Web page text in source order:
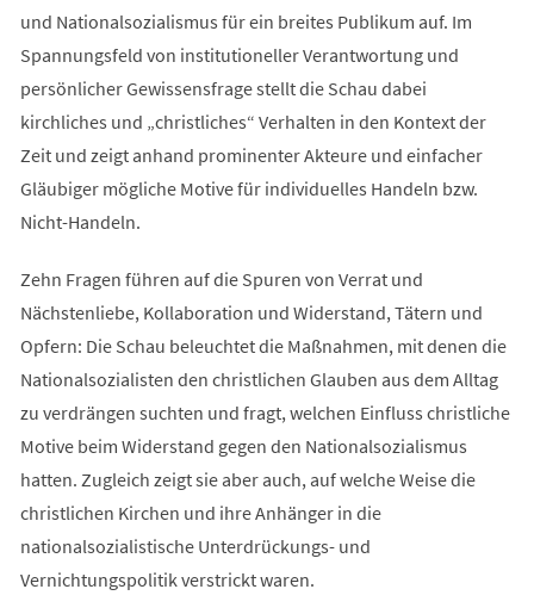
und Nationalsozialismus für ein breites Publikum auf. Im
Spannungsfeld von institutioneller Verantwortung und
persönlicher Gewissensfrage stellt die Schau dabei
kirchliches und „christliches“ Verhalten in den Kontext der
Zeit und zeigt anhand prominenter Akteure und einfacher
Gläubiger mögliche Motive für individuelles Handeln bzw.
Nicht-Handeln.
Zehn Fragen führen auf die Spuren von Verrat und
Nächstenliebe, Kollaboration und Widerstand, Tätern und
Opfern: Die Schau beleuchtet die Maßnahmen, mit denen die
Nationalsozialisten den christlichen Glauben aus dem Alltag
zu verdrängen suchten und fragt, welchen Einfluss christliche
Motive beim Widerstand gegen den Nationalsozialismus
hatten. Zugleich zeigt sie aber auch, auf welche Weise die
christlichen Kirchen und ihre Anhänger in die
nationalsozialistische Unterdrückungs- und
Vernichtungspolitik verstrickt waren.